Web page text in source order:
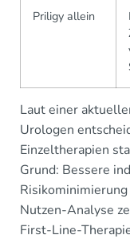
Priligy allein
Laut einer
Urologen
Einzeltherapien
Grund: Bessere
Nutzen-Analyse
First-Line-